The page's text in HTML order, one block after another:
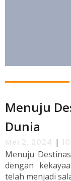
Menuju
Dunia
|
Menuju
dengan
telah menjadi